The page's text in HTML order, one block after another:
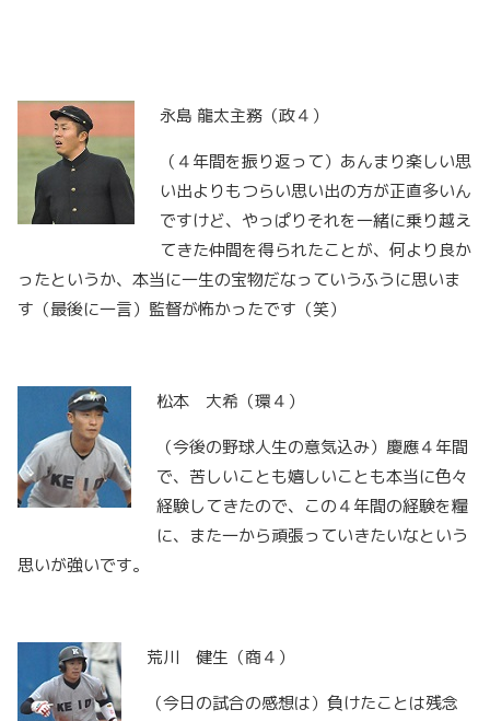
永島 龍太主務（政４）
（４年間を振り返って）あんまり楽しい思
い出よりもつらい思い出の方が正直多いん
ですけど、やっぱりそれを一緒に乗り越え
てきた仲間を得られたことが、何より良か
ったというか、本当に一生の宝物だなっていうふうに思いま
す（最後に一言）監督が怖かったです（笑）
松本 大希（環４）
（今後の野球人生の意気込み）慶應４年間
で、苦しいことも嬉しいことも本当に色々
経験してきたので、この４年間の経験を糧
に、また一から頑張っていきたいなという
思いが強いです。
荒川 健生（商４）
（今日の試合の感想は）負けたことは残念